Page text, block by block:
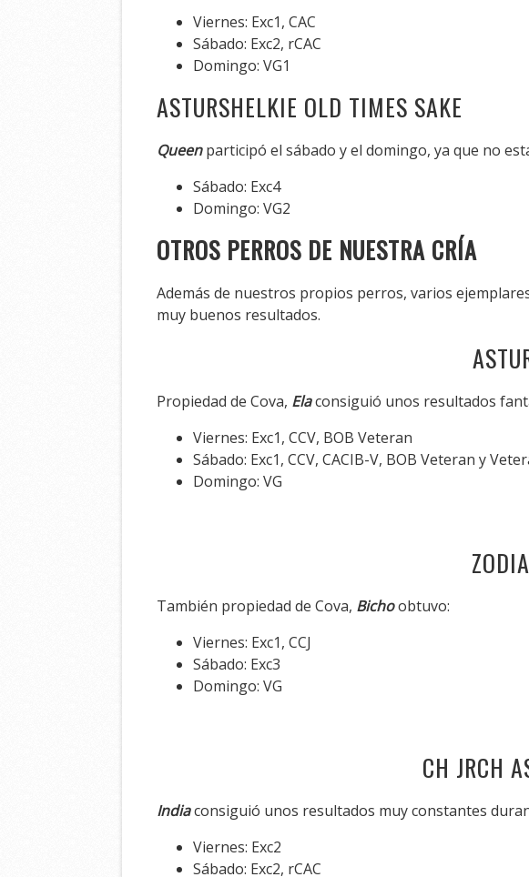
Viernes: Exc1, CAC
Sábado: Exc2, rCAC
Domingo: VG1
ASTURSHELKIE OLD TIMES SAKE
Queenparticipó el sábado y el domingo, ya que no
Sábado: Exc4
Domingo: VG2
OTROS PERROS DE NUESTRA CRÍA
Además de nuestros propios perros, varios
muy buenos resultados.
Propiedad de Cova, Elaconsiguió unos resultados
Viernes: Exc1, CCV, BOB Veteran
Sábado: Exc1, CCV, CACIB-V, BOB Veteran y
Domingo: VG
También propiedad de Cova, Bichoobtuvo:
Viernes: Exc1, CCJ
Sábado: Exc3
Domingo: VG
CH JRCH
Indiaconsiguió unos resultados muy constantes
Viernes: Exc2
Sábado: Exc2, rCAC